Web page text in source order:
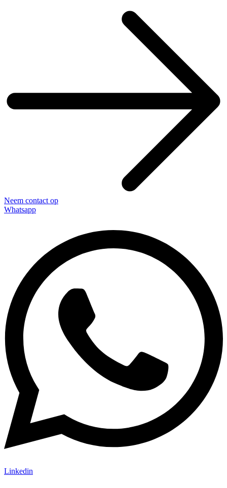
Neem contact op
Whatsapp
Linkedin